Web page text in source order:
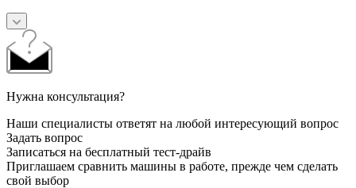
Нужна консультация?
Наши специалисты ответят на любой интересующий вопрос
Задать вопрос
Записаться на бесплатный тест-драйв
Приглашаем сравнить машины в работе, прежде чем сделать
свой выбор